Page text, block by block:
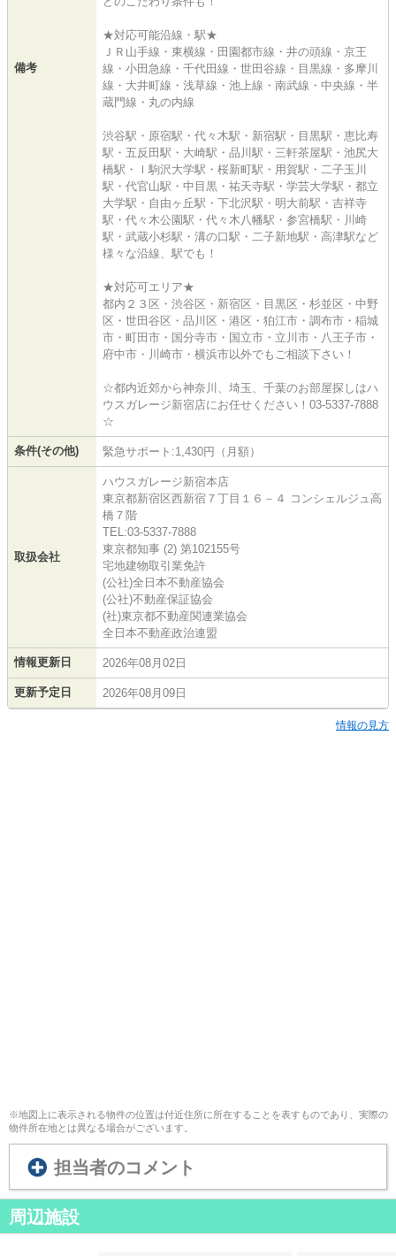
備考
★対応可能沿線・駅★
ＪＲ山手線・東横線・田園都市線・井の頭線・京王
線・小田急線・千代田線・世田谷線・目黒線・多摩川
線・大井町線・浅草線・池上線・南武線・中央線・半
蔵門線・丸の内線
渋谷駅・原宿駅・代々木駅・新宿駅・目黒駅・恵比寿
駅・五反田駅・大崎駅・品川駅・三軒茶屋駅・池尻大
橋駅・ｌ駒沢大学駅・桜新町駅・用賀駅・二子玉川
駅・代官山駅・中目黒・祐天寺駅・学芸大学駅・都立
大学駅・自由ヶ丘駅・下北沢駅・明大前駅・吉祥寺
駅・代々木公園駅・代々木八幡駅・参宮橋駅・川崎
駅・武蔵小杉駅・溝の口駅・二子新地駅・高津駅など
様々な沿線、駅でも！
★対応可エリア★
都内２３区・渋谷区・新宿区・目黒区・杉並区・中野
区・世田谷区・品川区・港区・狛江市・調布市・稲城
市・町田市・国分寺市・国立市・立川市・八王子市・
府中市・川崎市・横浜市以外でもご相談下さい！
☆都内近郊から神奈川、埼玉、千葉のお部屋探しはハ
ウスガレージ新宿店にお任せください！03-5337-7888
☆
条件(その他) 緊急サポート:1,430円（月額）
取扱会社
ハウスガレージ新宿本店
東京都新宿区西新宿７丁目１６－４ コンシェルジュ高
橋７階
TEL:03-5337-7888
東京都知事 (2) 第102155号
宅地建物取引業免許
(公社)全日本不動産協会
(公社)不動産保証協会
(社)東京都不動産関連業協会
全日本不動産政治連盟
情報更新日 2026年08月02日
更新予定日 2026年08月09日
情報の見方
※地図上に表示される物件の位置は付近住所に所在することを表すものであり、実際の
物件所在地とは異なる場合がございます。
担当者のコメント
周辺施設